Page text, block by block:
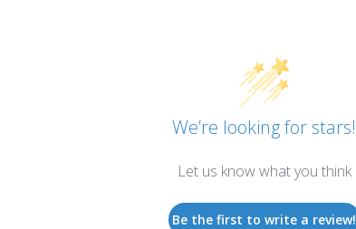
We’re looking for stars!
Let us know what you think
Be the first to write a review!